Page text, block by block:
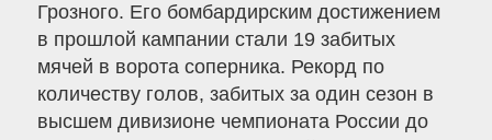
Грозного. Его бомбардирским достижением
в прошлой кампании стали 19 забитых
мячей в ворота соперника. Рекорд по
количеству голов, забитых за один сезон в
высшем дивизионе чемпионата России до